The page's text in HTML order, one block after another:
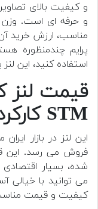
و کیفیت بالای
و حرفه ای است.
مناسب، ارزش خرید
پرایم چندمنظوره
استفاده کنید، این
STM کارکرده چقدر است؟
این لنز در بازار
فروش می رسد. این
شده، بسیار
می توانید با خیالی
کیفیت و قیمت